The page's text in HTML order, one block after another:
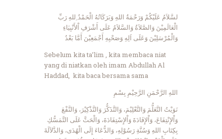
لسَّلاَمُ عَلَيْكُمْ وَرَحْمَةُ اللهِ وَبَرَكَاتُهُ الْحَمْدُ ِللهِ رَبِّ
الْعَالَمِيْنَ وَالصَّلاَةُ وَالسَّلاَمُ عَلَى أَشْرَفِ اْلأَنْبِيَاءِ
وَالْمُرْسَلِيْنَ وَعَلَى اَلِهِ وَصَحْبِهِ أَجْمَعِيْنَ أَمَّا بَعْدُ
Sebelum kita ta’lim , kita membaca niat
yang di niatkan oleh imam Abdullah Al
Haddad, kita baca bersama sama
بِسْمِ اللهِ الرَّحْمَنِ الرَّحِيْمِ
نَوَيْتُ التَّعَلُّمَ وَالتَّعْلِيْمَ، وَالتَّذَكُّرَ وَالتَّذْكِيْرَ، وَالنَّفْعَ
وَاْلإِنْتِفَاعَ، وَاْلإِفَادَةَ وَاْلإِسْتِفَادَةَ، وَالْحَثَّ عَلَى التَّمَسُّكِ
بِكِتَابِ اللهِ وَسُنَّةِ رَسُوْلِهِ، وَالدُّعَاءَ إِلَى الْهُدَى، وَالدَّلاَلَةَ